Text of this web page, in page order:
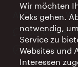
AI Concierge
Ort:
Wir möchten
Keks gehen.
notwendig,
Service zu
Websites und
Interessen